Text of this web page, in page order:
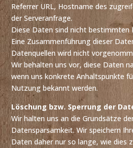
Referrer URL, Hostname des
der Serveranfrage.
Diese Daten sind nicht bestimmten
Eine Zusammenführung dieser
Datenquellen wird nicht
Wir behalten uns vor, diese Daten
wenn uns konkrete Anhaltspunkte
Nutzung bekannt werden.
Löschung bzw. Sperrung der
Wir halten uns an die Grundsätze
Datensparsamkeit. Wir speichern
Daten daher nur so lange, wie dies